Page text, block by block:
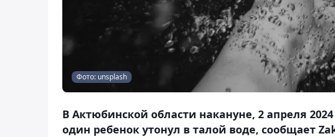
Фото: unsplash
В Актюбинской области накануне, 2 апреля
один ребенок утонул в талой воде, сообщает